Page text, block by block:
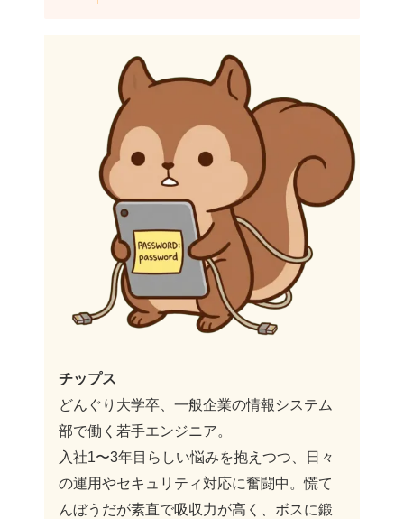
チップス
どんぐり大学卒、一般企業の情報システム
部で働く若手エンジニア。
入社1〜3年目らしい悩みを抱えつつ、日々
の運用やセキュリティ対応に奮闘中。慌て
んぼうだが素直で吸収力が高く、ボスに鍛